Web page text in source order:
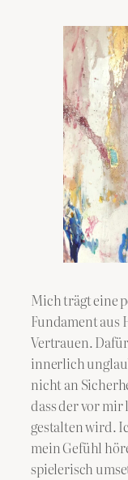
Mich trägt eine
Fundament
Vertrauen.
innerlich
nicht an
dass der vor mir
gestalten wird.
mein Gefühl
spielerisch